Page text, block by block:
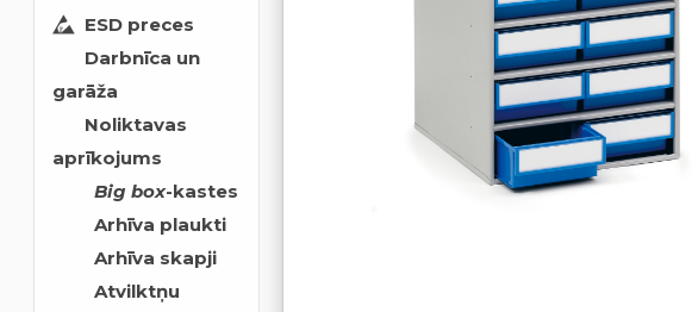
ESD preces
Darbnīca un
garāža
Noliktavas
aprīkojums
Big box-kastes
Arhīva plaukti
Arhīva skapji
Atvilktņu